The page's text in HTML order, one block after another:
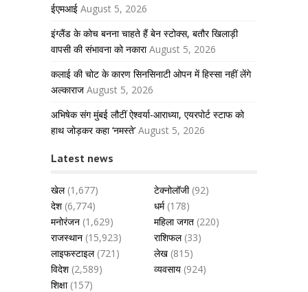
ईएमआई August 5, 2026
इंग्लैंड के कोच बनना चाहते हैं बेन स्टोक्स, बतौर खिलाड़ी
वापसी की संभावना को नकारा August 5, 2026
कलाई की चोट के कारण सिनसिनाटी ओपन में हिस्सा नहीं लेंगे
अल्काराज August 5, 2026
अभिषेक संग मुंबई लौटीं ऐश्वर्या-आराध्या, एयरपोर्ट स्टाफ को
हाथ जोड़कर कहा ‘नमस्ते’ August 5, 2026
Latest news
खेल(1,677) टेक्नोलॉजी(92)
देश(6,774) धर्म(178)
मनोरंजन (1,629) महिला जगत (220)
राजस्थान (15,923) राशिफल(33)
लाइफस्टाइल(721) लेख (815)
विदेश(2,589) व्यवसाय (924)
शिक्षा(157)